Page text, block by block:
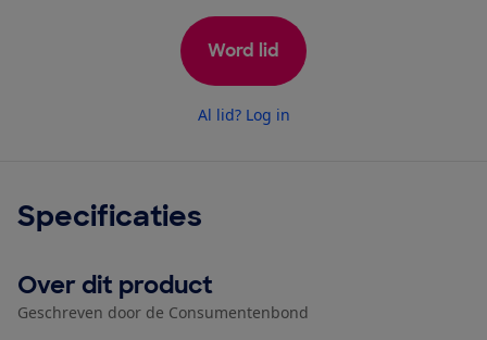
Word lid
Al lid? Log in
Specificaties
Over dit product
Geschreven door de Consumentenbond